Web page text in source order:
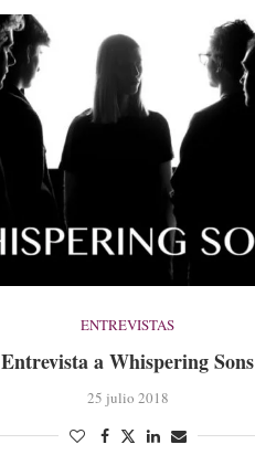
ENTREVISTAS
Entrevista a Whispering Sons
25 julio 2018